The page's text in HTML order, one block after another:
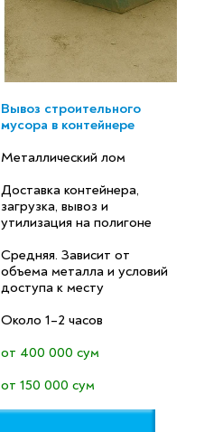
Вывоз строительного
мусора в контейнере
Металлический лом
Доставка контейнера,
загрузка, вывоз и
утилизация на полигоне
Средняя. Зависит от
объема металла и условий
доступа к месту
Около 1–2 часов
от 400 000 сум
от 150 000 сум